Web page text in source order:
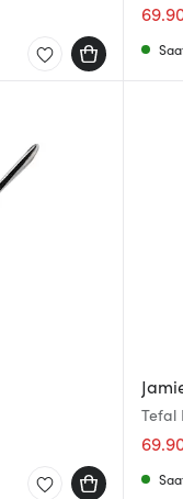
Tefal